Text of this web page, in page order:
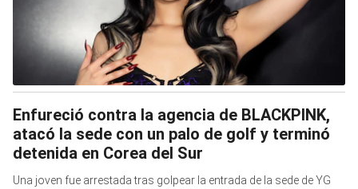
Enfureció contra la agencia de BLACKPINK,
atacó la sede con un palo de golf y terminó
detenida en Corea del Sur
Una joven fue arrestada tras golpear la entrada de la sede de YG